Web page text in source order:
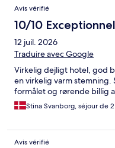
Avis vérifié
10/10 Exceptionnel
12 juil. 2026
Traduire avec Google
Virkelig dejligt hotel, god
en virkelig varm stemning.
formålet og rørende billig
Stina Svanborg, séjour de
Avis vérifié